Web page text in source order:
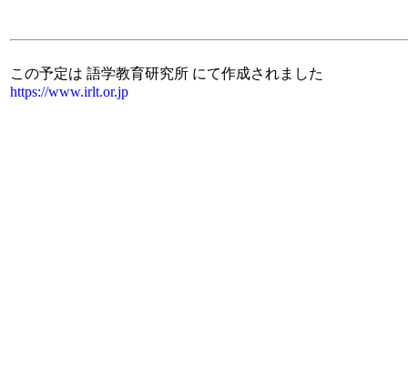
この予定は 語学教育研究所 にて作成されました
https://www.irlt.or.jp